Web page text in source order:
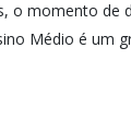
o momento de
Médio é um